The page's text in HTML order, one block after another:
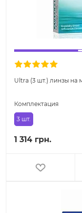
Ultra (3 шт.) линзы на
Комплектация
3 шт.
1 314 грн.